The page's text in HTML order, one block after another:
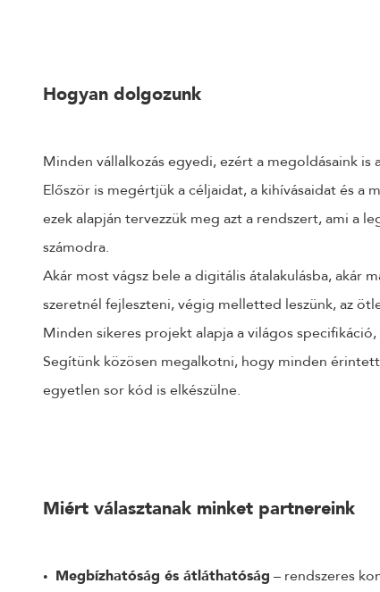
Hogyan dolgozunk
Minden vállalkozás egyedi, ezért a megoldásaink is
Először is megértjük a céljaidat, a kihívásaidat és a
ezek alapján tervezzük meg azt a rendszert, ami a
számodra.
Akár most vágsz bele a digitális átalakulásba, akár
szeretnél fejleszteni, végig melletted leszünk, az
Minden sikeres projekt alapja a világos
Segítünk közösen megalkotni, hogy minden
egyetlen sor kód is elkészülne.
Miért választanak minket partnereink
Megbízhatóság és átláthatóság – rendszeres